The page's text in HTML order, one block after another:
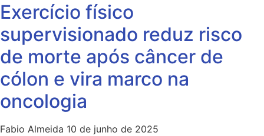
Exercício físico
supervisionado reduz risco
de morte após câncer de
cólon e vira marco na
oncologia
Fabio Almeida 10 de junho de 2025